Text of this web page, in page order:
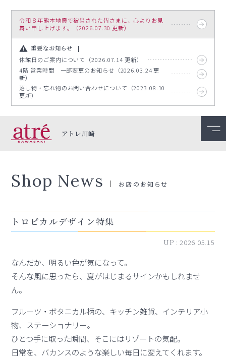
令和８年熊本地震で被災された皆さまに、心よりお見
舞い申し上げます。（2026.07.30 更新）
重要なお知らせ
休館日のご案内について（2026.07.14 更新）
4階 営業時間 一部変更のお知らせ（2026.03.24 更
新）
落し物・忘れ物のお問い合わせについて（2023.08.10
更新）
アトレ川崎
Shop News お店のお知らせ
トロピカルデザイン特集
UP :2026.05.15
なんだか、明るい色が気になって。
そんな風に思ったら、夏がはじまるサインかもしれませ
ん。
フルーツ・ボタニカル柄の、キッチン雑貨、インテリア小
物、ステーショナリー。
ひとつ手に取った瞬間、そこにはリゾートの気配。
日常を、バカンスのような楽しい毎日に変えてくれます。